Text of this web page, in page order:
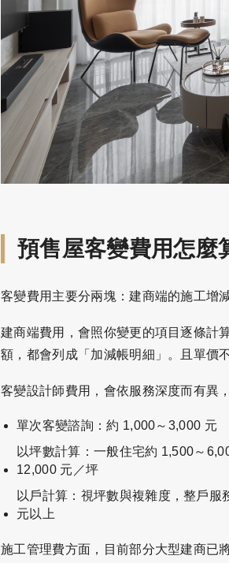
預售屋客變費用怎麼
客變費用主要分兩塊：建商端的施工增
建商端費用，會照你變更的項目逐條計
額，都會列成「加減帳明細」。且單價
客變設計師費用，會依服務深度而有異
單次客變諮詢：約 1,000～3,000 元
以坪數計算：一般住宅約 1,500～
12,000 元／坪
以戶計算：視坪數與複雜度，整戶
元以上
施工管理費方面，目前部分大型建商已